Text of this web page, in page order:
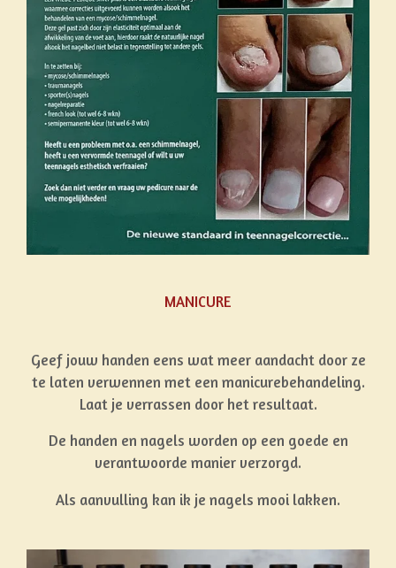
MANICURE
Geef jouw handen eens wat meer aandacht door ze
te laten verwennen met een manicurebehandeling.
Laat je verrassen door het resultaat.
De handen en nagels worden op een goede en
verantwoorde manier verzorgd.
Als aanvulling kan ik je nagels mooi lakken.